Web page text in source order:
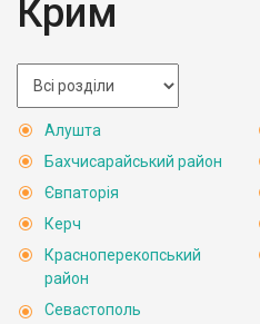
Крим
Алушта
Бахчисарайський район
Євпаторія
Керч
Красноперекопський
район
Севастополь